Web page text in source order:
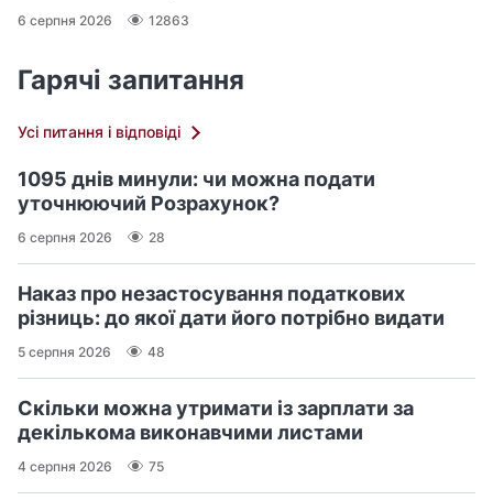
6 серпня 2026 12863
Гарячі запитання
Усі питання і відповіді
1095 днів минули: чи можна подати
уточнюючий Розрахунок?
6 серпня 2026 28
Наказ про незастосування податкових
різниць: до якої дати його потрібно видати
5 серпня 2026 48
Скільки можна утримати із зарплати за
декількома виконавчими листами
4 серпня 2026 75